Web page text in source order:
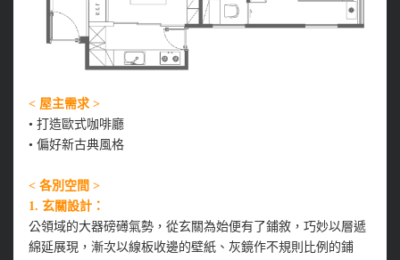
< 屋主需求 >
• 打造歐式咖啡廳
• 偏好新古典風格
< 各別空間 >
1. 玄關設計：
公領域的大器磅礡氣勢，從玄關為始便有了鋪敘，巧妙以層遞
綿延展現，漸次以線板收邊的壁紙、灰鏡作不規則比例的鋪